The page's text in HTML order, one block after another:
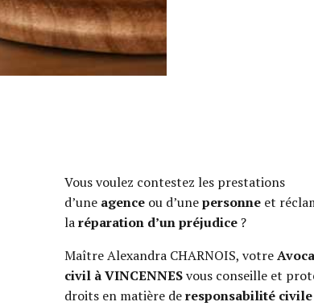
Vous voulez contestez les prestations
d’une agence ou d’unepersonne et
laréparation d’un préjudice ?
Maître Alexandra CHARNOIS, votre
civil à VINCENNESvous conseille et
droits en matière deresponsabilité civile